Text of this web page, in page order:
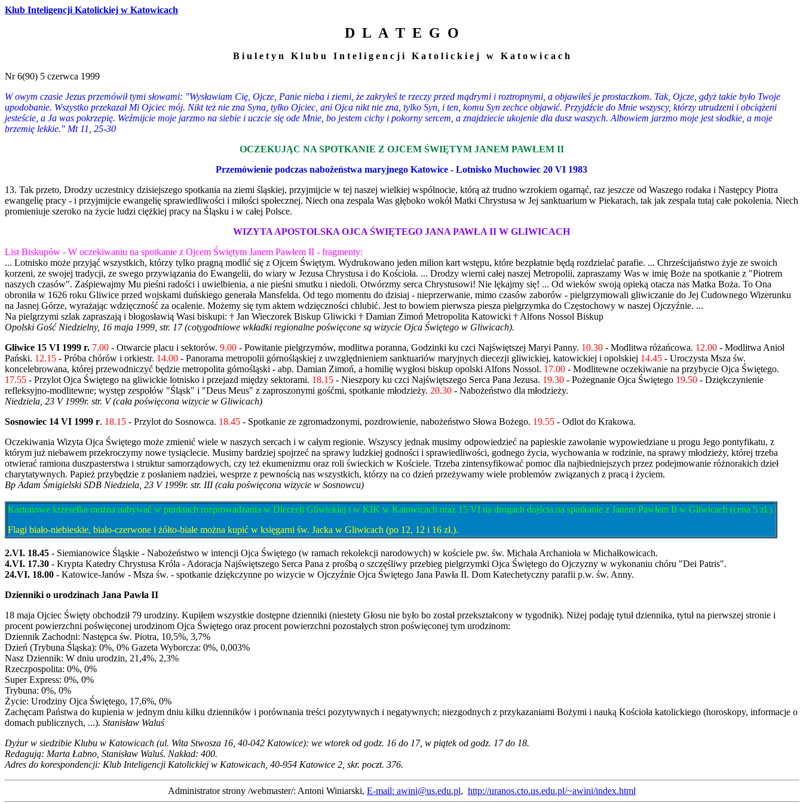
Klub Inteligencji Katolickiej w Katowicach
D L A T E G O
B i u l e t y n K l u b u I n t e l i g e n c j i K a t o l i c k i e j w K a t o w i c a c h
Nr 6(90) 5 czerwca 1999
W owym czasie Jezus przemówił tymi słowami: "Wysławiam Cię, Ojcze, Panie nieba i ziemi, że zakryłeś te rzeczy przed mądrymi i roztropnymi, a objawiłeś je prostaczkom. Tak, Ojcze, gdyż takie było Twoje
upodobanie. Wszystko przekazał Mi Ojciec mój. Nikt też nie zna Syna, tylko Ojciec, ani Ojca nikt nie zna, tylko Syn, i ten, komu Syn zechce objawić. Przyjdźcie do Mnie wszyscy, którzy utrudzeni i obciążeni
jesteście, a Ja was pokrzepię. Weźmijcie moje jarzmo na siebie i uczcie się ode Mnie, bo jestem cichy i pokorny sercem, a znajdziecie ukojenie dla dusz waszych. Albowiem jarzmo moje jest słodkie, a moje
brzemię lekkie." Mt 11, 25-30
OCZEKUJĄC NA SPOTKANIE Z OJCEM ŚWIĘTYM JANEM PAWŁEM II
Przemówienie podczas nabożeństwa maryjnego Katowice - Lotnisko Muchowiec 20 VI 1983
13. Tak przeto, Drodzy uczestnicy dzisiejszego spotkania na ziemi śląskiej, przyjmijcie w tej naszej wielkiej wspólnocie, którą aż trudno wzrokiem ogarnąć, raz jeszcze od Waszego rodaka i Następcy Piotra
ewangelię pracy - i przyjmijcie ewangelię sprawiedliwości i miłości społecznej. Niech ona zespala Was głęboko wokół Matki Chrystusa w Jej sanktuarium w Piekarach, tak jak zespala tutaj całe pokolenia. Niech
promieniuje szeroko na życie ludzi ciężkiej pracy na Śląsku i w całej Polsce.
WIZYTA APOSTOLSKA OJCA ŚWIĘTEGO JANA PAWŁA II W GLIWICACH
List Biskupów - W oczekiwaniu na spotkanie z Ojcem Świętym Janem Pawłem II - fragmenty:
... Lotnisko może przyjąć wszystkich, którzy tylko pragną modlić się z Ojcem Świętym. Wydrukowano jeden milion kart wstępu, które bezpłatnie będą rozdzielać parafie. ... Chrześcijaństwo żyje ze swoich
korzeni, ze swojej tradycji, ze swego przywiązania do Ewangelii, do wiary w Jezusa Chrystusa i do Kościoła. ... Drodzy wierni całej naszej Metropolii, zapraszamy Was w imię Boże na spotkanie z "Piotrem
naszych czasów". Zaśpiewajmy Mu pieśni radości i uwielbienia, a nie pieśni smutku i niedoli. Otwórzmy serca Chrystusowi! Nie lękajmy się! ... Od wieków swoją opieką otacza nas Matka Boża. To Ona
obroniła w 1626 roku Gliwice przed wojskami duńskiego generała Mansfelda. Od tego momentu do dzisiaj - nieprzerwanie, mimo czasów zaborów - pielgrzymowali gliwiczanie do Jej Cudownego Wizerunku
na Jasnej Górze, wyrażając wdzięczność za ocalenie. Możemy się tym aktem wdzięczności chlubić. Jest to bowiem pierwsza piesza pielgrzymka do Częstochowy w naszej Ojczyźnie. ...
Na pielgrzymi szlak zapraszają i błogosławią Wasi biskupi: † Jan Wieczorek Biskup Gliwicki † Damian Zimoń Metropolita Katowicki † Alfons Nossol Biskup
Opolski Gość Niedzielny, 16 maja 1999, str. 17 (cotygodniowe wkładki regionalne poświęcone są wizycie Ojca Świętego w Gliwicach).
Gliwice 15 VI 1999 r. 7.00 - Otwarcie placu i sektorów. 9.00 - Powitanie pielgrzymów, modlitwa poranna, Godzinki ku czci Najświętszej Maryi Panny. 10.30 - Modlitwa różańcowa. 12.00 - Modlitwa Anioł
Pański. 12.15 - Próba chórów i orkiestr. 14.00 - Panorama metropolii górnośląskiej z uwzględnieniem sanktuariów maryjnych diecezji gliwickiej, katowickiej i opolskiej 14.45 - Uroczysta Msza św.
koncelebrowana, której przewodniczyć będzie metropolita górnośląski - abp. Damian Zimoń, a homilię wygłosi biskup opolski Alfons Nossol. 17.00 - Modlitewne oczekiwanie na przybycie Ojca Świętego.
17.55 - Przylot Ojca Świętego na gliwickie lotnisko i przejazd między sektorami. 18.15 - Nieszpory ku czci Najświętszego Serca Pana Jezusa. 19.30 - Pożegnanie Ojca Świętego 19.50 - Dziękczynienie
refleksyjno-modlitewne; występ zespołów "Śląsk" i "Deus Meus" z zaproszonymi gośćmi, spotkanie młodzieży. 20.30 - Nabożeństwo dla młodzieży.
Niedziela, 23 V 1999r. str. V (cała poświęcona wizycie w Gliwicach)
Sosnowiec 14 VI 1999 r. 18.15 - Przylot do Sosnowca. 18.45 - Spotkanie ze zgromadzonymi, pozdrowienie, nabożeństwo Słowa Bożego. 19.55 - Odlot do Krakowa.
Oczekiwania Wizyta Ojca Świętego może zmienić wiele w naszych sercach i w całym regionie. Wszyscy jednak musimy odpowiedzieć na papieskie zawołanie wypowiedziane u progu Jego pontyfikatu, z
którym już niebawem przekroczymy nowe tysiąclecie. Musimy bardziej spojrzeć na sprawy ludzkiej godności i sprawiedliwości, godnego życia, wychowania w rodzinie, na sprawy młodzieży, której trzeba
otwierać ramiona duszpasterstwa i struktur samorządowych, czy też ekumenizmu oraz roli świeckich w Kościele. Trzeba zintensyfikować pomoc dla najbiedniejszych przez podejmowanie różnorakich dzieł
charytatywnych. Papież przybędzie z posłaniem nadziei, wesprze z pewnością nas wszystkich, którzy na co dzień przeżywamy wiele problemów związanych z pracą i życiem.
Bp Adam Śmigielski SDB Niedziela, 23 V 1999r. str. III (cała poświęcona wizycie w Sosnowcu)
Kartonowe krzesełka można nabywać w punktach rozprowadzania w Diecezji Gliwickiej i w KIK w Katowicach oraz 15 VI na drogach dojścia na spotkanie z Janem Pawłem II w Gliwicach (cena 5 zł.).
Flagi biało-niebieskie, biało-czerwone i żółto-białe można kupić w księgarni św. Jacka w Gliwicach (po 12, 12 i 16 zł.).
2.VI. 18.45 - Siemianowice Śląskie - Nabożeństwo w intencji Ojca Świętego (w ramach rekolekcji narodowych) w kościele pw. św. Michała Archanioła w Michałkowicach.
4.VI. 17.30 - Krypta Katedry Chrystusa Króla - Adoracja Najświętszego Serca Pana z prośbą o szczęśliwy przebieg pielgrzymki Ojca Świętego do Ojczyzny w wykonaniu chóru "Dei Patris".
24.VI. 18.00 - Katowice-Janów - Msza św. - spotkanie dziękczynne po wizycie w Ojczyźnie Ojca Świętego Jana Pawła II. Dom Katechetyczny parafii p.w. św. Anny.
Dzienniki o urodzinach Jana Pawła II
18 maja Ojciec Święty obchodził 79 urodziny. Kupiłem wszystkie dostępne dzienniki (niestety Głosu nie było bo został przekształcony w tygodnik). Niżej podaję tytuł dziennika, tytuł na pierwszej stronie i
procent powierzchni poświęconej urodzinom Ojca Świętego oraz procent powierzchni pozostałych stron poświęconej tym urodzinom:
Dziennik Zachodni: Następca św. Piotra, 10,5%, 3,7%
Dzień (Trybuna Śląska): 0%, 0% Gazeta Wyborcza: 0%, 0,003%
Nasz Dziennik: W dniu urodzin, 21,4%, 2,3%
Rzeczpospolita: 0%, 0%
Super Express: 0%, 0%
Trybuna: 0%, 0%
Życie: Urodziny Ojca Świętego, 17,6%, 0%
Zachęcam Państwa do kupienia w jednym dniu kilku dzienników i porównania treści pozytywnych i negatywnych; niezgodnych z przykazaniami Bożymi i nauką Kościoła katolickiego (horoskopy, informacje o
domach publicznych, ...). Stanisław Waluś
Dyżur w siedzibie Klubu w Katowicach (ul. Wita Stwosza 16, 40-042 Katowice): we wtorek od godz. 16 do 17, w piątek od godz. 17 do 18.
Redagują: Marta Łabno, Stanisław Waluś. Nakład: 400.
Adres do korespondencji: Klub Inteligencji Katolickiej w Katowicach, 40-954 Katowice 2, skr. poczt. 376.
Administrator strony /webmaster/: Antoni Winiarski, E-mail: awini@us.edu.pl, http://uranos.cto.us.edu.pl/~awini/index.html